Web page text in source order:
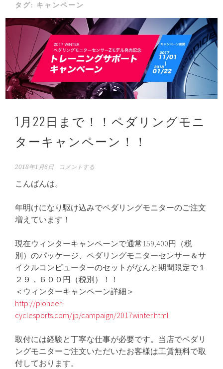
タグ: キャンペーン
1月22日まで！！ペダリングモニ
ターキャンペーン！！
2018年1月6日 コメントする
こんばんは。
年明けになり駆け込みでペダリングモニターのご注文
増えています！
現在ウィンターキャンペーンで通常159,400円（税
別）のパッケージ、ペダリングモニターセンサー＆サ
イクルコンピューターのセットがなんと期間限定で１
２９，６００円（税別）！！
＜ウィンターキャンペーン詳細＞
http://pioneer-
cyclesports.com/jp/campaign/2017winter.html
取付には経験と丁寧な仕事が必要です。当店でペダリ
ングモニターご注文いただいたお客様は工賃無料で取
付しております。